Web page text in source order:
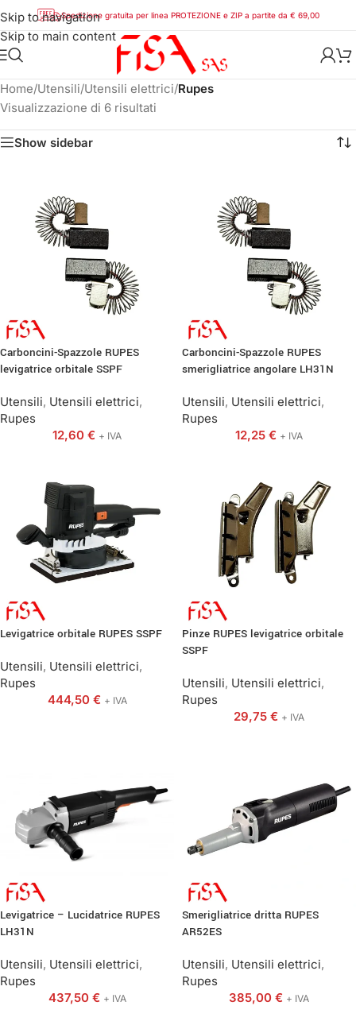
Skip to navigation
Skip to main content
Spedizione gratuita per linea PROTEZIONE e ZIP a partite da € 69,00
Home/Utensili/Utensili elettrici/Rupes
Visualizzazione di 6 risultati
Show sidebar
Carboncini-Spazzole RUPES
levigatrice orbitale SSPF
Utensili, Utensili elettrici,
Rupes
12,60 € + IVA
Carboncini-Spazzole RUPES
smerigliatrice angolare LH31N
Utensili, Utensili elettrici,
Rupes
12,25 € + IVA
Levigatrice orbitale RUPES SSPF
Utensili, Utensili elettrici,
Rupes
444,50 € + IVA
Pinze RUPES levigatrice orbitale
SSPF
Utensili, Utensili elettrici,
Rupes
29,75 € + IVA
Levigatrice – Lucidatrice RUPES
LH31N
Utensili, Utensili elettrici,
Rupes
437,50 € + IVA
Smerigliatrice dritta RUPES
AR52ES
Utensili, Utensili elettrici,
Rupes
385,00 € + IVA